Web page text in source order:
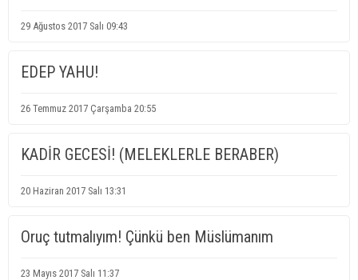
29 Ağustos 2017 Salı 09:43
EDEP YAHU!
26 Temmuz 2017 Çarşamba 20:55
KADİR GECESİ! (MELEKLERLE BERABER)
20 Haziran 2017 Salı 13:31
Oruç tutmalıyım! Çünkü ben Müslümanım
23 Mayıs 2017 Salı 11:37